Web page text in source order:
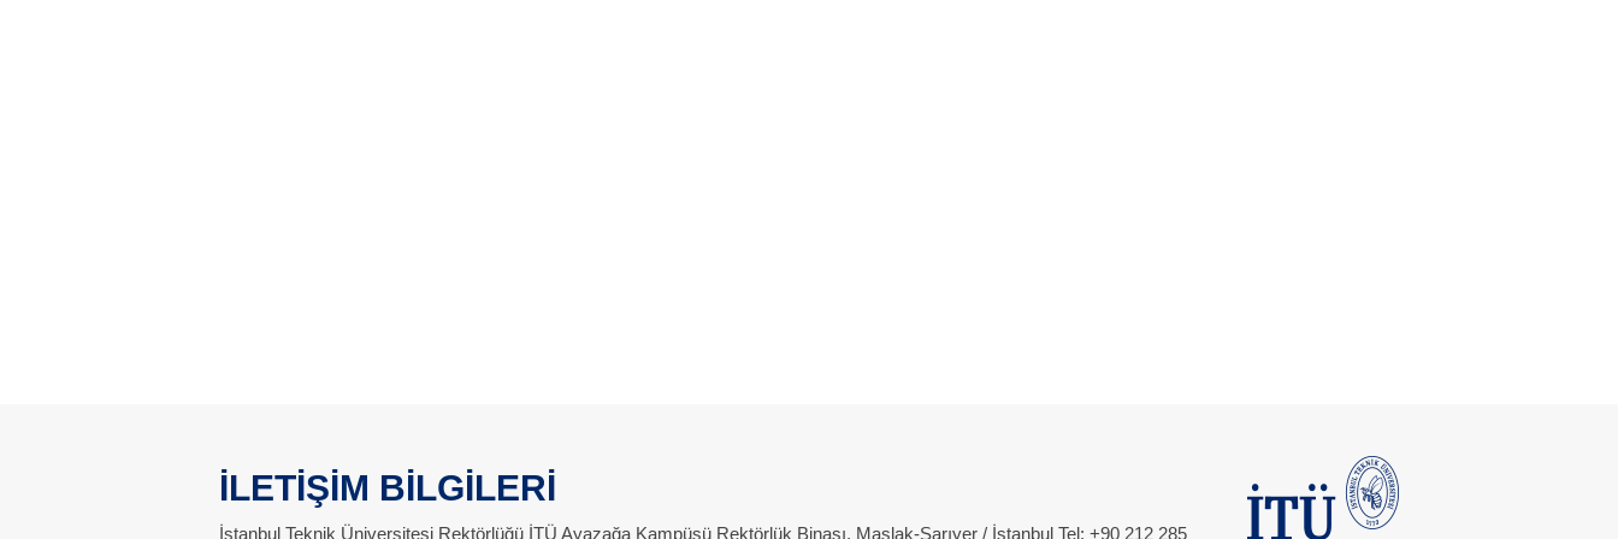
İLETİŞİM BİLGİLERİ
İstanbul Teknik Üniversitesi Rektörlüğü İTÜ Ayazağa Kampüsü Rektörlük Binası, Maslak-Sarıyer / İstanbul Tel: +90 212 285